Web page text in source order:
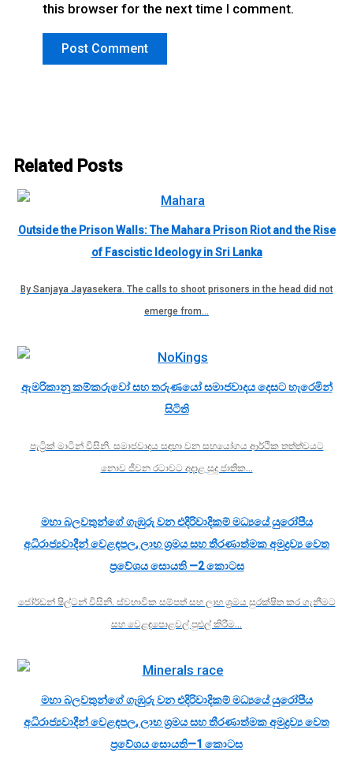
this browser for the next time I comment.
Related Posts
Outside the Prison Walls: The Mahara Prison Riot and the Rise
of Fascistic Ideology in Sri Lanka
By Sanjaya Jayasekera. The calls to shoot prisoners in the head did not
emerge from…
ඇමරිකානු කම්කරුවෝ සහ තරුණයෝ සමාජවාදය දෙසට හැරෙමින්
සිටිති
පැට්‍රික් මාටින් විසිනි. සමාජවාදය සඳහා වන සහයෝගය ආර්ථික තත්ත්වයට
නොව ජීවන රටාවට අදාළ සුදු ජාතික…
මහා බලවතුන්ගේ ගැඹුරු වන එදිරිවාදිකම් මධ්‍යයේ යුරෝපීය
අධිරාජ්‍යවාදීන් වෙළඳපල, ලාභ ශ්‍රමය සහ තීරණාත්මක අමුද්‍රව්‍ය වෙත
ප්‍රවේශය සොයති —2 කොටස
ජෝර්ඩන් ෂිල්ටන් විසිනි. ස්වභාවික සම්පත් සහ ලාභ ශ්‍රමය සුරක්ෂිත කර ගැනීමට
සහ වෙළඳපොළවල් පුළුල් කිරීම…
මහා බලවතුන්ගේ ගැඹුරු වන එදිරිවාදිකම් මධ්‍යයේ යුරෝපීය
අධිරාජ්‍යවාදීන් වෙළඳපල, ලාභ ශ්‍රමය සහ තීරණාත්මක අමුද්‍රව්‍ය වෙත
ප්‍රවේශය සොයති—1 කොටස